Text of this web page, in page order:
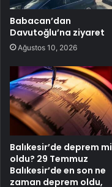
Babacan’dan
Davutoğlu’na ziyaret
Ağustos 10, 2026
Balıkesir’de deprem mi
oldu? 29 Temmuz
Balıkesir’de en son ne
zaman deprem oldu,